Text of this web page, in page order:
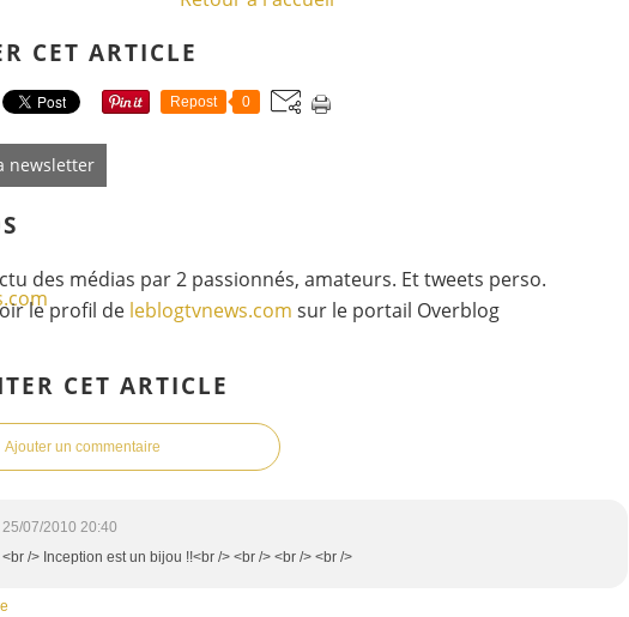
CET ARTICLE
Repost 0
newsletter
des médias par 2 passionnés, amateurs. Et tweets perso.
le profil de leblogtvnews.com sur le portail Overblog
CET ARTICLE
Ajouter un commentaire
25/07/2010 20:40
/> Inception est un bijou !!<br /> <br /> <br /> <br />